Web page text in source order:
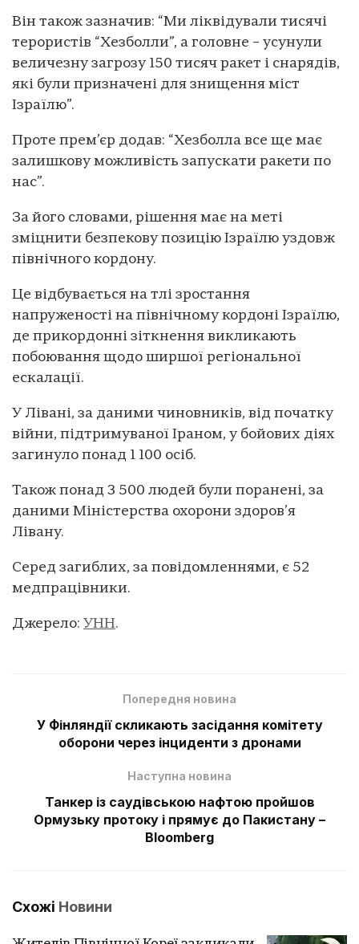
Він також зазначив: “Ми ліквідували тисячі
терористів “Хезболли”, а головне – усунули
величезну загрозу 150 тисяч ракет і снарядів,
які були призначені для знищення міст
Ізраїлю”.
Проте прем’єр додав: “Хезболла все ще має
залишкову можливість запускати ракети по
нас”.
За його словами, рішення має на меті
зміцнити безпекову позицію Ізраїлю уздовж
північного кордону.
Це відбувається на тлі зростання
напруженості на північному кордоні Ізраїлю,
де прикордонні зіткнення викликають
побоювання щодо ширшої регіональної
ескалації.
У Лівані, за даними чиновників, від початку
війни, підтримуваної Іраном, у бойових діях
загинуло понад 1 100 осіб.
Також понад 3 500 людей були поранені, за
даними Міністерства охорони здоров’я
Лівану.
Серед загиблих, за повідомленнями, є 52
медпрацівники.
Джерело: УНН.
Попередня новина
У Фінляндії скликають засідання комітету
оборони через інциденти з дронами
Наступна новина
Танкер із саудівською нафтою пройшов
Ормузьку протоку і прямує до Пакистану –
Bloomberg
Схожі Новини